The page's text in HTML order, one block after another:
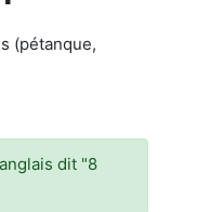
(pétanque,
dit "8